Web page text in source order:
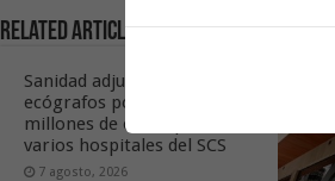
Related Articles
Sanidad adjudica 106
ecógrafos por casi tres
millones de euros para
varios hospitales del SCS
7 agosto, 2026